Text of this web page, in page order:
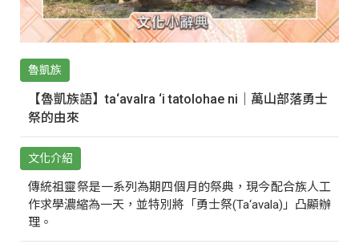
魯凱族
【魯凱族語】ta‘avalra ‘i tatolohae ni｜萬山部落勇士
祭的由來
文化介紹
傳統祖靈祭是一系列為期四個月的祭典，現今配合族人工
作求學濃縮為一天，並特別將「勇士祭(Ta‘avala)」凸顯辦
理。